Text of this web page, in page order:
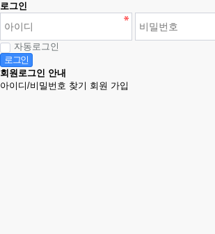
로그인
자동로그인
로그인
회원로그인 안내
아이디/비밀번호 찾기 회원 가입